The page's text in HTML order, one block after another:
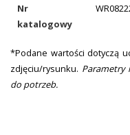
Nr
katalogowy
*Podane wartości dotyczą
zdjęciu/rysunku. Parametry
do potrzeb.